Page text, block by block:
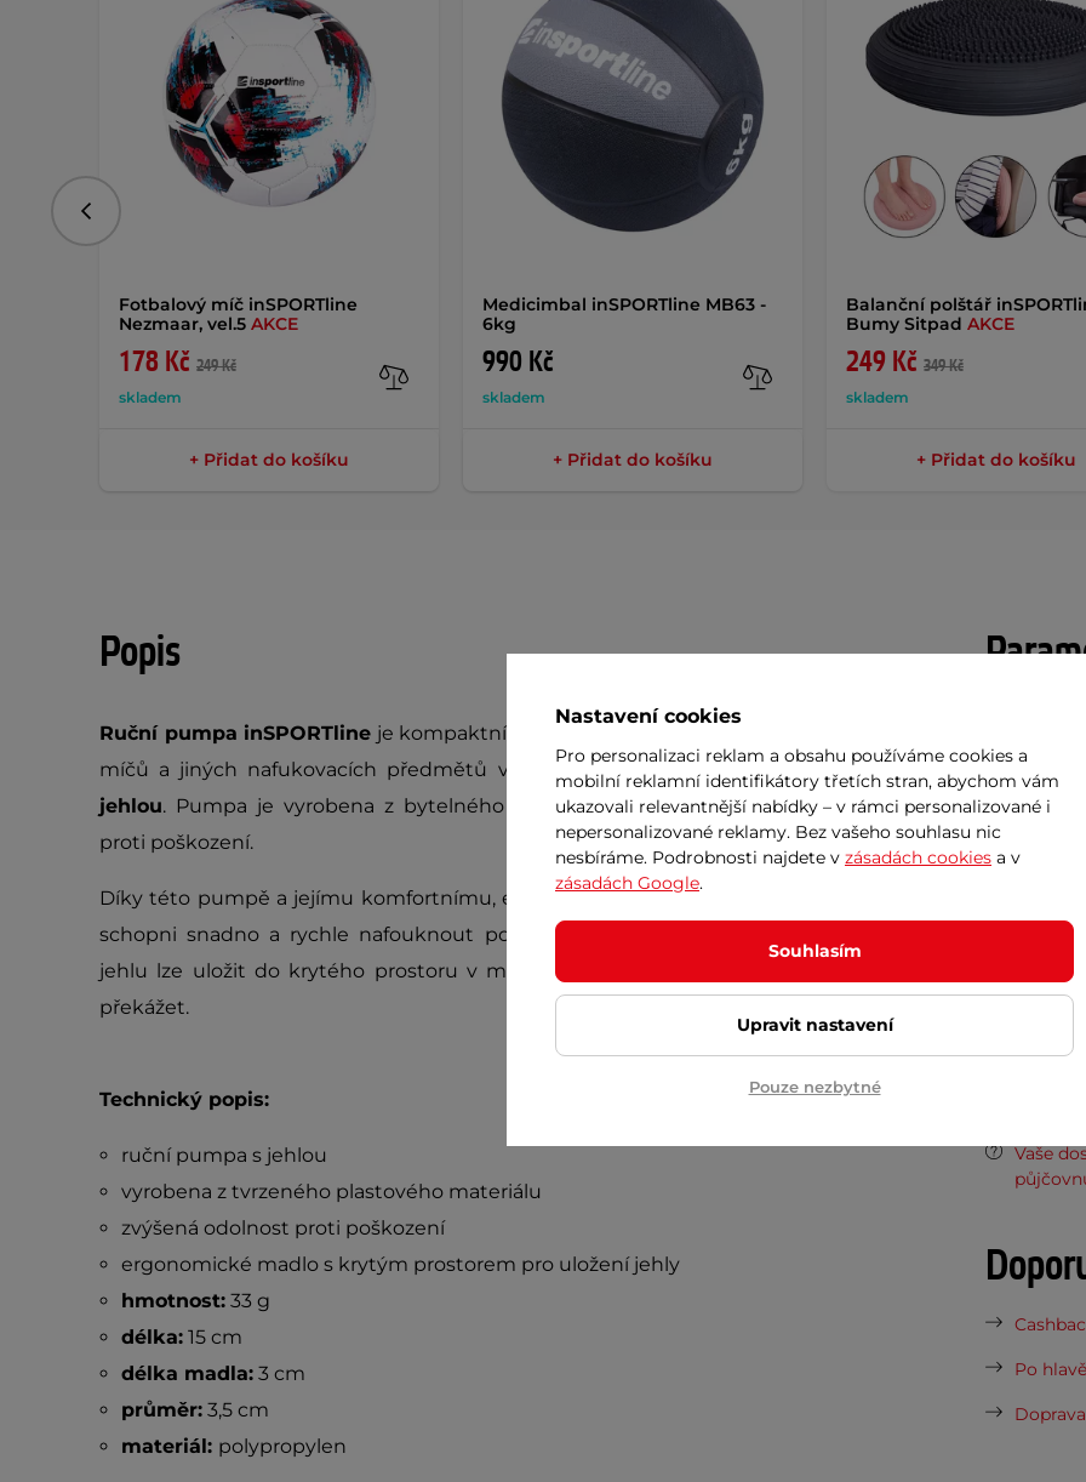
Fotbalový míč inSPORTline
Nezmaar, vel.5 AKCE
178 Kč 249 Kč
skladem
+ Přidat do košíku
Medicimbal inSPORTline MB63 -
6kg
990 Kč
skladem
+ Přidat do košíku
Balanční polštář
Bumy Sitpad AKCE
249 Kč 349 Kč
skladem
+ Přidat do košíku
Předchozí
Popis
Ruční pumpa inSPORTline je kompaktní pumpička určená pro nafukování herních
míčů a jiných nafukovacích předmětů vyžadujících tlakování pomocí adaptéru s
jehlou. Pumpa je vyrobena z bytelného tvrzeného plastu se zvýšenou odolností
proti poškození.
Díky této pumpě a jejímu komfortnímu, ergonomicky tvarovanému madlu budete
schopni snadno a rychle nafouknout požadovaný nafukovací předmět. Navíc její
jehlu lze uložit do krytého prostoru v madle, takže při nepoužívání nebude jehla
překážet.
Technický popis:
ruční pumpa s jehlou
vyrobena z tvrzeného plastového materiálu
zvýšená odolnost proti poškození
ergonomické madlo s krytým prostorem pro uložení jehly
hmotnost:33 g
délka:15 cm
délka madla:3 cm
průměr:3,5 cm
materiál: polypropylen
Délka
Hmotnost
7
Nová
Vaše
Po
Nastavení cookies
Pro personalizaci reklam a obsahu používáme cookies a
mobilní reklamní identifikátory třetích stran, abychom vám
ukazovali relevantnější nabídky – v rámci personalizované i
nepersonalizované reklamy. Bez vašeho souhlasu nic
nesbíráme. Podrobnosti najdete v zásadách cookies a v
zásadách Google.
Souhlasím
Upravit nastavení
Pouze nezbytné